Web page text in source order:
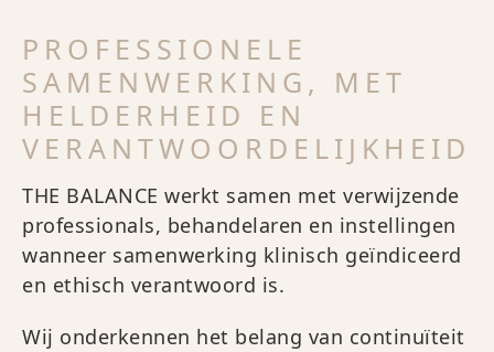
PROFESSIONELE
SAMENWERKING, MET
HELDERHEID EN
VERANTWOORDELIJKHEID
THE BALANCE werkt samen met verwijzende
professionals, behandelaren en instellingen
wanneer samenwerking klinisch geïndiceerd
en ethisch verantwoord is.
Wij onderkennen het belang van continuïteit